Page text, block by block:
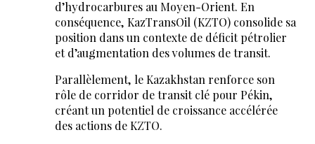
d’hydrocarbures au Moyen-Orient. En
conséquence, KazTransOil (KZTO) consolide sa
position dans un contexte de déficit pétrolier
et d’augmentation des volumes de transit.
Parallèlement, le Kazakhstan renforce son
rôle de corridor de transit clé pour Pékin,
créant un potentiel de croissance accélérée
des actions de KZTO.